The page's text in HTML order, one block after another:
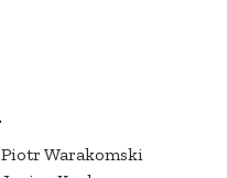
Piotr Warakomski